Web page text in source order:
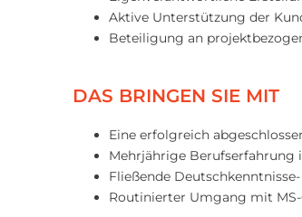
Aktive Unterstützung der
Beteiligung an
DAS BRINGEN SIE MIT
Eine erfolgreich
Mehrjährige
Fließende
Routinierter Umgang mit